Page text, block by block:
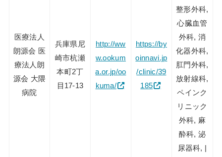
医療法人
朗源会 医
療法人朗
源会 大隈
病院
兵庫県尼
崎市杭瀬
本町2丁
目17-13
http://ww
w.ookum
a.or.jp/oo
kuma/
https://by
oinnavi.jp
/clinic/39
185
整形外科,
心臓血管
外科, 消
化器外科,
肛門外科,
放射線科,
ペインク
リニック
外科, 麻
酔科, 泌
尿器科, |